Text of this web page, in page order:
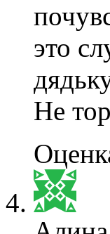
это
Не